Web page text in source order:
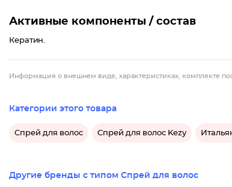
Активные компоненты / состав
Кератин.
Информация о внешнем виде, характеристиках, комплекте
Категории этого товара
Спрей для волос Спрей для волос Kezy
Другие бренды с типом Спрей для волос